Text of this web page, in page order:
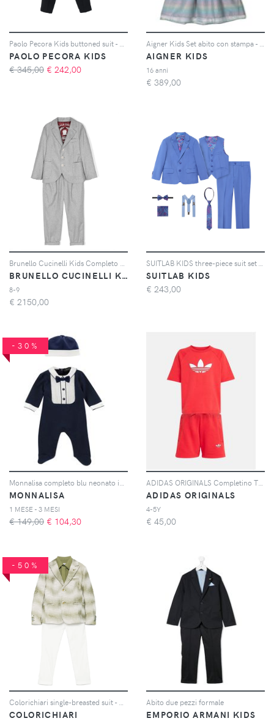
PAOLO PECORA KIDS
€ 345,00 € 242,00
AIGNER KIDS
16 anni
€ 389,00
BRUNELLO CUCINELLI KIDS
8-9
€ 2150,00
SUITLAB KIDS
€ 243,00
-30%
MONNALISA
1 MESE - 3 MESI
€ 149,00 € 104,30
ADIDAS ORIGINALS
4-5Y
€ 45,00
-50%
COLORICHIARI
Abito due pezzi formale
EMPORIO ARMANI KIDS